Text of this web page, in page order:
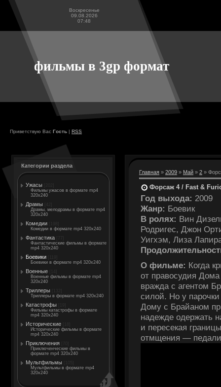
Воскресенье
09.08.2026
07:48
фильмы в 3gp формат
Приветствую Вас Гость | RSS
Категории раздела
Ужасы
Фильмы ужасов в формате mp4
320x240
Драмы
Драмы, мелодрамы в формате mp4
320x240
Комедии
Комедии в формате mp4 320x240
Фантастика
Фантастические фильмы в формате
mp4 320x240
Боевики
Боевики в формате mp4 320x240
Военные
Военные фильмы в формате mp4
320x240
Триллеры
Триллеры в формате mp4 320x240
Катастрофы
Фильмы катастрофы в формате
mp4 320x240
Исторические
Исторические фильмы в формате
mp4 320x240
Приключения
Приключенческие фильмы в
формате mp4 320x240
Мультфильмы
Мультфильмы в формате mp4
320x240
Главная » 2009 » Май » 2 »
Форсаж 4 / Fast &
Год выхода: 2009
Жанр: Боевик
В ролях: Вин
Родригес, Джон
Уигхэм, Лиза
О фильме: Когда
от правосудия
вражда с агентом
силой. Но у
Дому с Брайаном
надежде одержать
и пересекая
отмщения — педали